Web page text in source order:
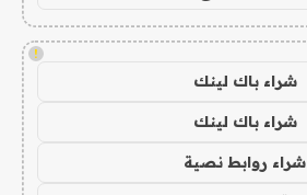
!
شراء باك لينك
شراء باك لينك
شراء روابط نصية